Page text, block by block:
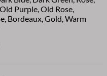
Purple, Old Rose,
Bordeaux, Gold, Warm